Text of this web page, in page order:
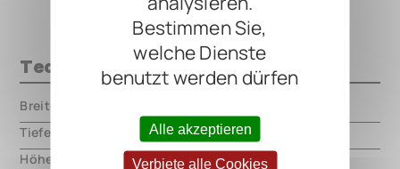
Bestimmen Sie,
welche Dienste
benutzt werden dürfen
Alle akzeptieren
Verbiete alle Cookies
Technische Daten
Breite
Tiefe
000.00 mm
Höhe
000.00 mm